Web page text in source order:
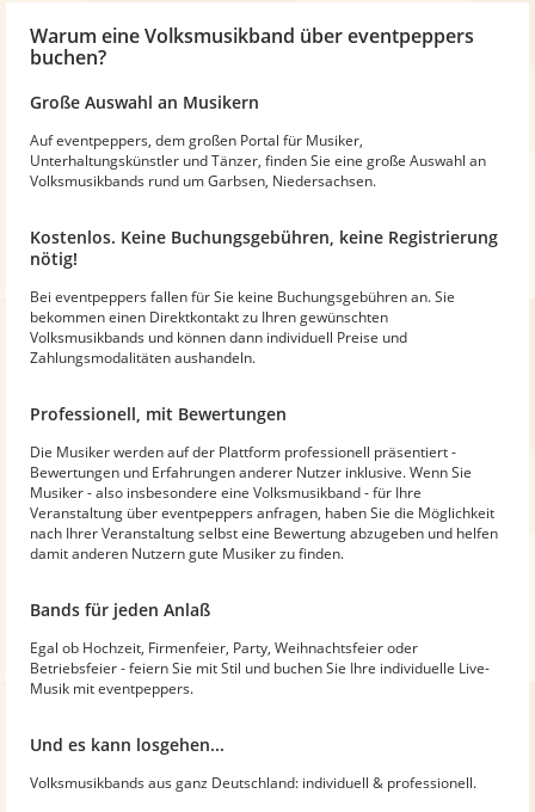
Warum eine Volksmusikband über eventpeppers
buchen?
Große Auswahl an Musikern
Auf eventpeppers, dem großen Portal für Musiker,
Unterhaltungskünstler und Tänzer, finden Sie eine große Auswahl an
Volksmusikbands rund um Garbsen, Niedersachsen.
Kostenlos. Keine Buchungsgebühren, keine Registrierung
nötig!
Bei eventpeppers fallen für Sie keine Buchungsgebühren an. Sie
bekommen einen Direktkontakt zu Ihren gewünschten
Volksmusikbands und können dann individuell Preise und
Zahlungsmodalitäten aushandeln.
Professionell, mit Bewertungen
Die Musiker werden auf der Plattform professionell präsentiert -
Bewertungen und Erfahrungen anderer Nutzer inklusive. Wenn Sie
Musiker - also insbesondere eine Volksmusikband - für Ihre
Veranstaltung über eventpeppers anfragen, haben Sie die Möglichkeit
nach Ihrer Veranstaltung selbst eine Bewertung abzugeben und helfen
damit anderen Nutzern gute Musiker zu finden.
Bands für jeden Anlaß
Egal ob Hochzeit, Firmenfeier, Party, Weihnachtsfeier oder
Betriebsfeier - feiern Sie mit Stil und buchen Sie Ihre individuelle Live-
Musik mit eventpeppers.
Und es kann losgehen...
Volksmusikbands aus ganz Deutschland: individuell & professionell.